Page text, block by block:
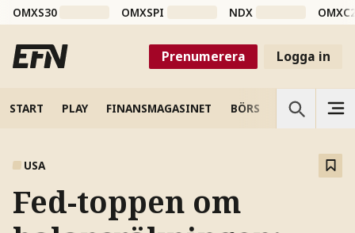
OMXS30 OMXSPI NDX
Prenumerera Logga in
START PLAY FINANSMAGASINET BÖRS VETENSKAP
USA
Fed-toppen om